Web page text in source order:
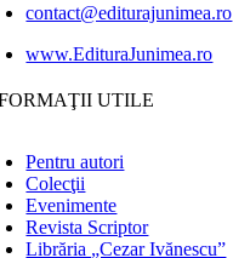
contact@editurajunimea.ro
www.EdituraJunimea.ro
UTILE
Pentru autori
Colecţii
Evenimente
Revista Scriptor
Librăria „Cezar Ivănescu”